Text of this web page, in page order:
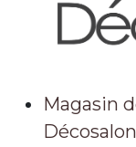
Magasin
Décosalon